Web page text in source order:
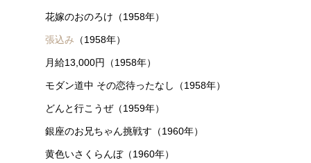
花嫁のおのろけ（1958年）
張込み （1958年）
月給13,000円（1958年）
モダン道中 その恋待ったなし（1958年）
どんと行こうぜ（1959年）
銀座のお兄ちゃん挑戦す（1960年）
黄色いさくらんぼ（1960年）